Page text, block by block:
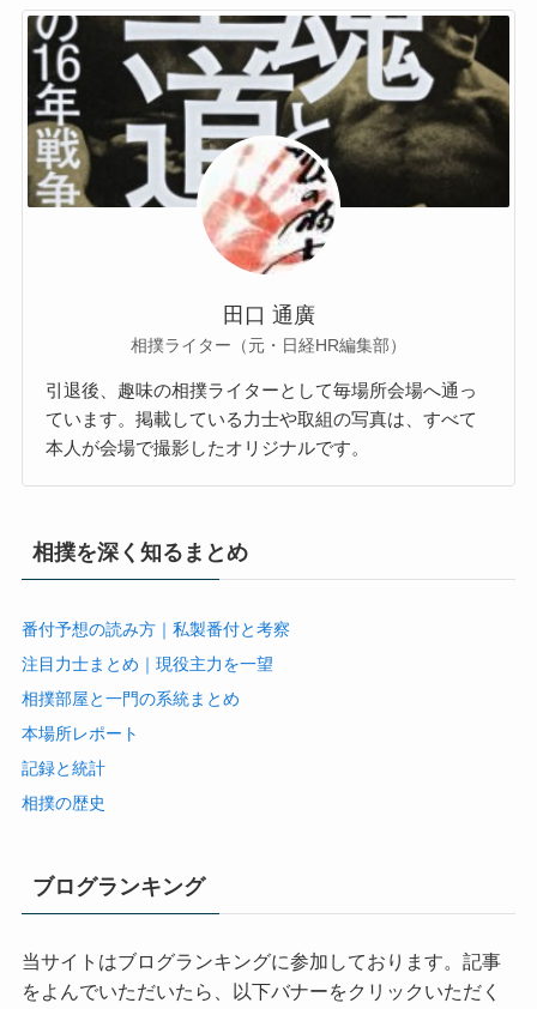
田口 通廣
相撲ライター（元・日経HR編集部）
引退後、趣味の相撲ライターとして毎場所会場へ通っ
ています。掲載している力士や取組の写真は、すべて
本人が会場で撮影したオリジナルです。
相撲を深く知るまとめ
番付予想の読み方｜私製番付と考察
注目力士まとめ｜現役主力を一望
相撲部屋と一門の系統まとめ
本場所レポート
記録と統計
相撲の歴史
ブログランキング
当サイトはブログランキングに参加しております。記事
をよんでいただいたら、以下バナーをクリックいただく